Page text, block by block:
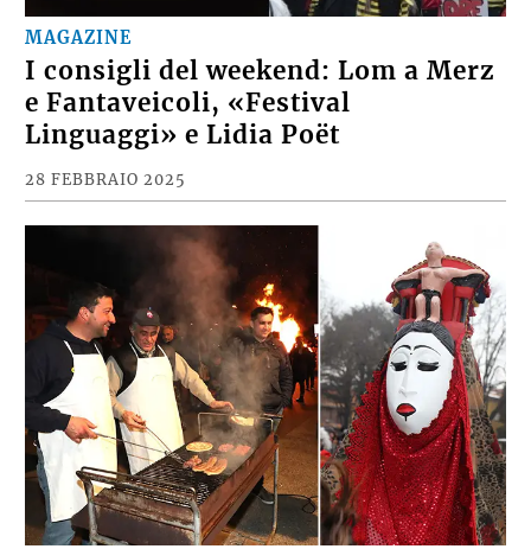
MAGAZINE
I consigli del weekend: Lom a Merz
e Fantaveicoli, «Festival
Linguaggi» e Lidia Poët
28 FEBBRAIO 2025